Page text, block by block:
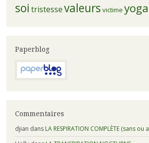
soi tristessevaleurs victime yoga
Paperblog
Commentaires
djian dans LA RESPIRATION COMPLÈTE (sans